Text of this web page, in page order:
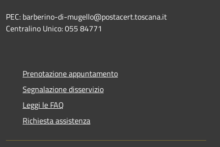
PEC: barberino-di-mugello@postacert.toscana.it
Centralino Unico: 055 84771
Prenotazione appuntamento
Segnalazione disservizio
Leggi le FAQ
Richiesta assistenza